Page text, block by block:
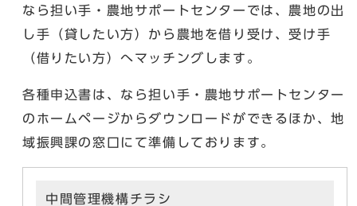
なら担い手・農地サポートセンターでは、農地の出
し手（貸したい方）から農地を借り受け、受け手
（借りたい方）へマッチングします。
各種申込書は、なら担い手・農地サポートセンター
のホームページからダウンロードができるほか、地
域振興課の窓口にて準備しております。
中間管理機構チラシ